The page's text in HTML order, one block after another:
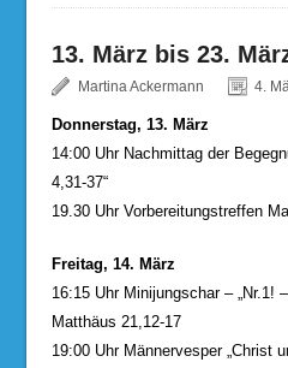
13. März bis 23.
Martina Ackermann 4.
Donnerstag, 13. März
14:00 Uhr Nachmittag der
4,31-37“
19.30 Uhr Vorbereitungstreffen
Freitag, 14. März
16:15 Uhr Minijungschar – „Nr.1!
Matthäus 21,12-17
19:00 Uhr Männervesper „Christ